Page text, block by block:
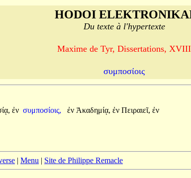
HODOI
Du texte à l'hypertexte
Maxime de Tyr, Dissertations, XVIII
συμποσίοις
ἐν συμποσίοις, ἐν Ἀκαδημίᾳ, ἐν Πειραιεῖ, ἐν
| Menu | Site de Philippe Remacle